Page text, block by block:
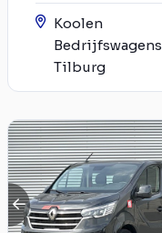
Koolen
Bedrijfswagens
Tilburg